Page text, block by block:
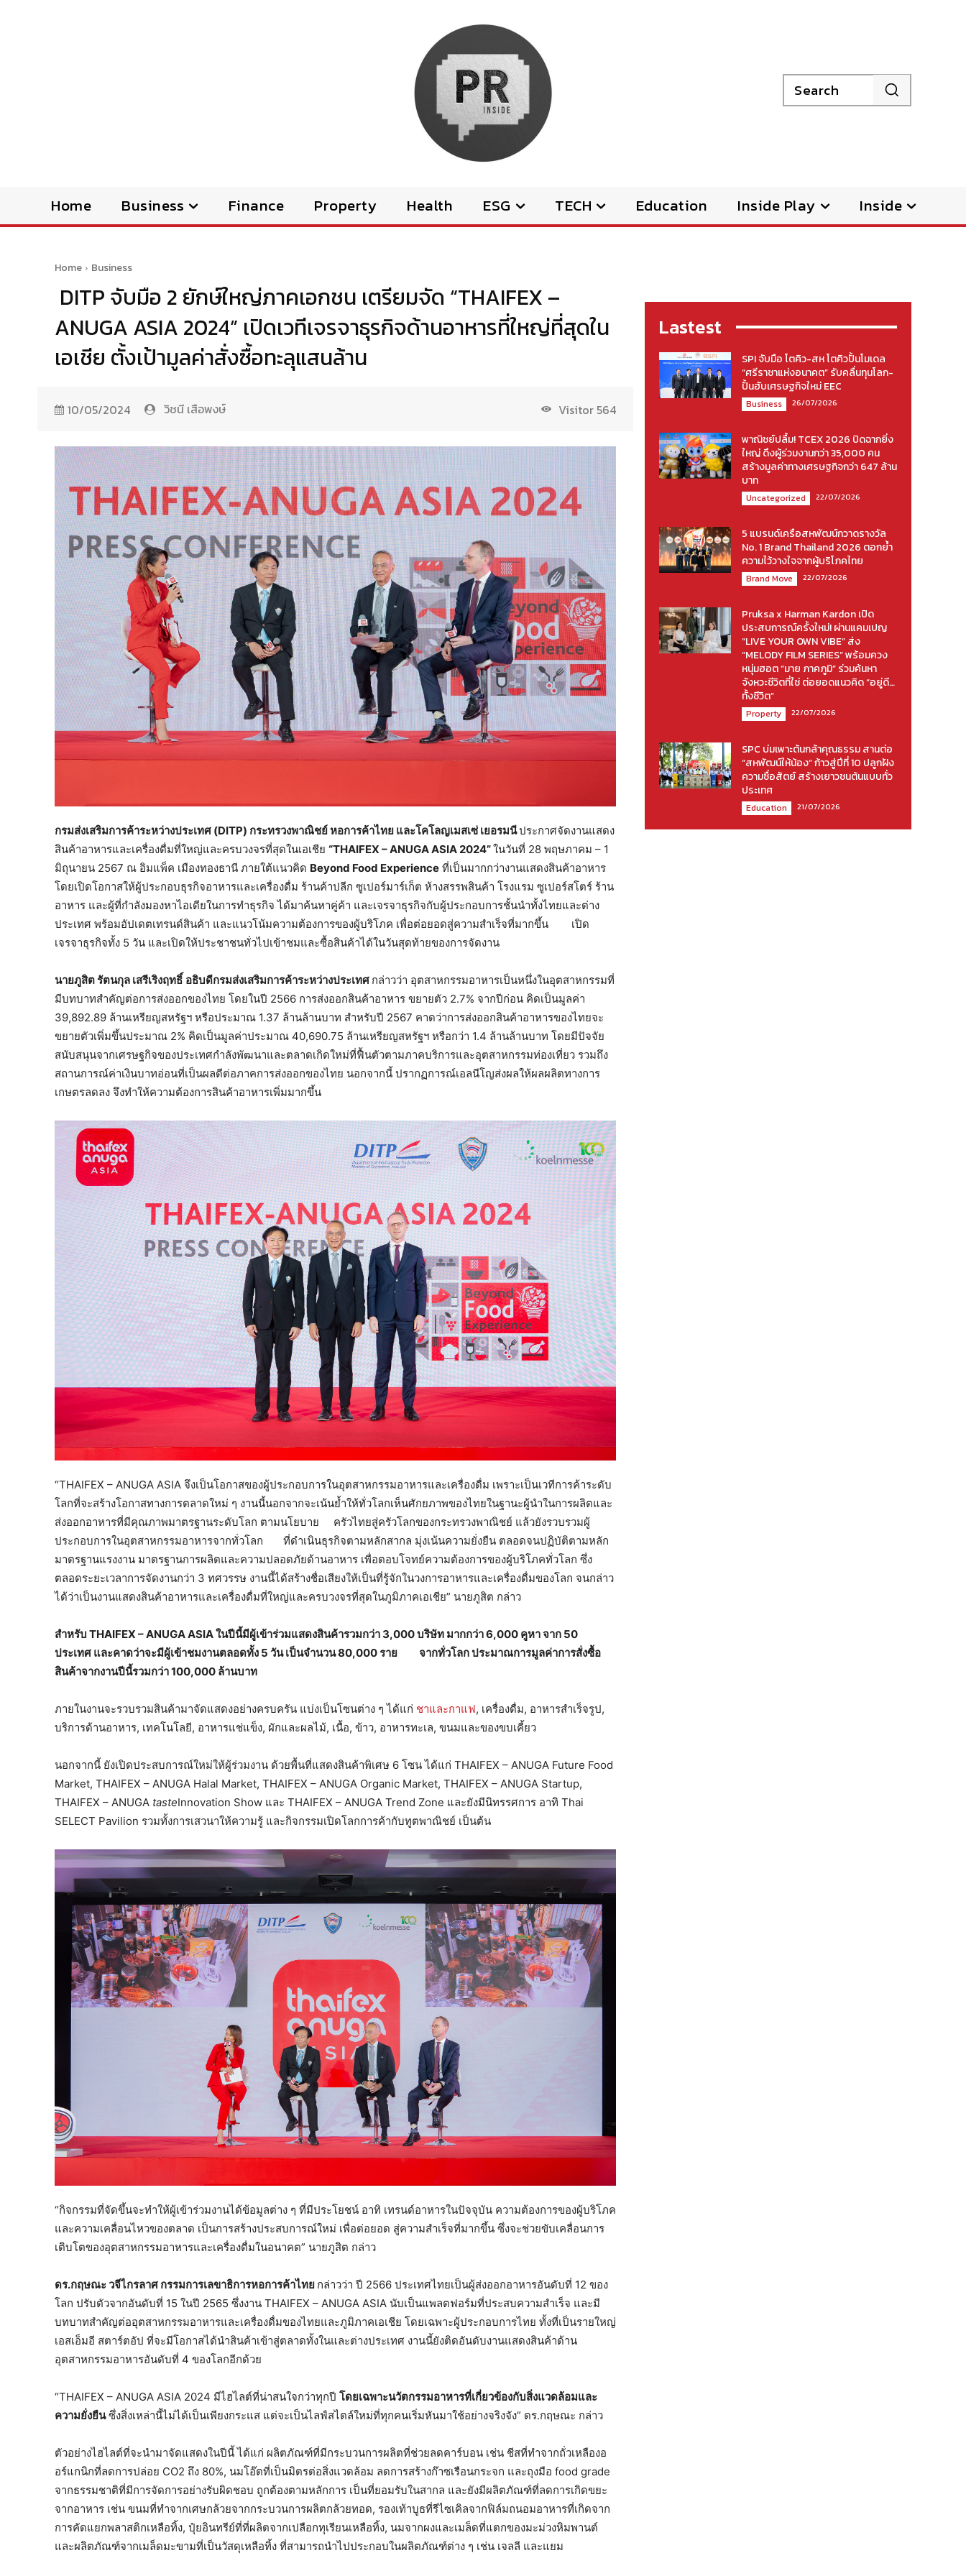
Search
Home Business Finance Property Health ESG TECH Education Inside Play Inside
Home Business
DITP จับมือ 2 ยักษ์ใหญ่ภาคเอกชน เตรียมจัด “THAIFEX –
ANUGA ASIA 2024” เปิดเวทีเจรจาธุรกิจด้านอาหารที่ใหญ่ที่สุดใน
เอเชีย ตั้งเป้ามูลค่าสั่งซื้อทะลุแสนล้าน
10/05/2024 วิชนี เสือพงษ์ Visitor 564
กรมส่งเสริมการค้าระหว่างประเทศ (DITP) กระทรวงพาณิชย์ หอการค้าไทย และโคโลญเมสเซ่ เยอรมนีประกาศจัดงานแสดง
สินค้าอาหารและเครื่องดื่มที่ใหญ่และครบวงจรที่สุดในเอเชีย “THAIFEX – ANUGA ASIA2024”ในวันที่ 28 พฤษภาคม – 1
มิถุนายน 2567 ณ อิมแพ็ค เมืองทองธานี ภายใต้แนวคิด Beyond Food Experience ที่เป็นมากกว่างานแสดงสินค้าอาหาร
โดยเปิดโอกาสให้ผู้ประกอบธุรกิจอาหารและเครื่องดื่ม ร้านค้าปลีก ซูเปอร์มาร์เก็ต ห้างสรรพสินค้า โรงแรม ซูเปอร์สโตร์ ร้าน
อาหาร และผู้ที่กำลังมองหาไอเดียในการทำธุรกิจ ได้มาค้นหาคู่ค้า และเจรจาธุรกิจกับผู้ประกอบการชั้นนำทั้งไทยและต่าง
ประเทศ พร้อมอัปเดตเทรนด์สินค้า และแนวโน้มความต้องการของผู้บริโภค เพื่อต่อยอดสู่ความสำเร็จที่มากขึ้น เปิด
เจรจาธุรกิจทั้ง 5 วัน และเปิดให้ประชาชนทั่วไปเข้าชมและซื้อสินค้าได้ในวันสุดท้ายของการจัดงาน
นายภูสิต รัตนกุล เสรีเริงฤทธิ์ อธิบดีกรมส่งเสริมการค้าระหว่างประเทศ กล่าวว่า อุตสาหกรรมอาหารเป็นหนึ่งในอุตสาหกรรมที่
มีบทบาทสำคัญต่อการส่งออกของไทย โดยในปี 2566 การส่งออกสินค้าอาหาร ขยายตัว 2.7% จากปีก่อน คิดเป็นมูลค่า
39,892.89 ล้านเหรียญสหรัฐฯ หรือประมาณ 1.37 ล้านล้านบาท สำหรับปี 2567 คาดว่าการส่งออกสินค้าอาหารของไทยจะ
ขยายตัวเพิ่มขึ้นประมาณ 2% คิดเป็นมูลค่าประมาณ 40,690.75 ล้านเหรียญสหรัฐฯ หรือกว่า 1.4 ล้านล้านบาท โดยมีปัจจัย
สนับสนุนจากเศรษฐกิจของประเทศกำลังพัฒนาและตลาดเกิดใหม่ที่ฟื้นตัวตามภาคบริการและอุตสาหกรรมท่องเที่ยว รวมถึง
สถานการณ์ค่าเงินบาทอ่อนที่เป็นผลดีต่อภาคการส่งออกของไทย นอกจากนี้ ปรากฏการณ์เอลนีโญส่งผลให้ผลผลิตทางการ
เกษตรลดลง จึงทำให้ความต้องการสินค้าอาหารเพิ่มมากขึ้น
“THAIFEX – ANUGA ASIA จึงเป็นโอกาสของผู้ประกอบการในอุตสาหกรรมอาหารและเครื่องดื่ม เพราะเป็นเวทีการค้าระดับ
โลกที่จะสร้างโอกาสทางการตลาดใหม่ ๆ งานนี้นอกจากจะเน้นย้ำให้ทั่วโลกเห็นศักยภาพของไทยในฐานะผู้นำในการผลิตและ
ส่งออกอาหารที่มีคุณภาพมาตรฐานระดับโลก ตามนโยบาย ครัวไทยสู่ครัวโลกของกระทรวงพาณิชย์ แล้วยังรวบรวมผู้
ประกอบการในอุตสาหกรรมอาหารจากทั่วโลก ที่ดำเนินธุรกิจตามหลักสากล มุ่งเน้นความยั่งยืน ตลอดจนปฏิบัติตามหลัก
มาตรฐานแรงงาน มาตรฐานการผลิตและความปลอดภัยด้านอาหาร เพื่อตอบโจทย์ความต้องการของผู้บริโภคทั่วโลก ซึ่ง
ตลอดระยะเวลาการจัดงานกว่า 3 ทศวรรษ งานนี้ได้สร้างชื่อเสียงให้เป็นที่รู้จักในวงการอาหารและเครื่องดื่มของโลก จนกล่าว
ได้ว่าเป็นงานแสดงสินค้าอาหารและเครื่องดื่มที่ใหญ่และครบวงจรที่สุดในภูมิภาคเอเชีย” นายภูสิต กล่าว
สำหรับ THAIFEX – ANUGA ASIAในปีนี้มีผู้เข้าร่วมแสดงสินค้ารวมกว่า 3,000 บริษัท มากกว่า 6,000 คูหาจาก 50
ประเทศ และคาดว่าจะมีผู้เข้าชมงานตลอดทั้ง 5 วัน เป็นจำนวน 80,000 ราย จากทั่วโลกประมาณการมูลค่าการสั่งซื้อ
สินค้าจากงานปีนี้รวมกว่า100,000 ล้านบาท
ภายในงานจะรวบรวมสินค้ามาจัดแสดงอย่างครบครัน แบ่งเป็นโซนต่าง ๆ ได้แก่ ชาและกาแฟ, เครื่องดื่ม, อาหารสำเร็จรูป,
บริการด้านอาหาร, เทคโนโลยี, อาหารแช่แข็ง, ผักและผลไม้, เนื้อ, ข้าว, อาหารทะเล, ขนมและของขบเคี้ยว
นอกจากนี้ ยังเปิดประสบการณ์ใหม่ให้ผู้ร่วมงาน ด้วยพื้นที่แสดงสินค้าพิเศษ 6 โซน ได้แก่ THAIFEX – ANUGA Future Food
Market, THAIFEX – ANUGA Halal Market, THAIFEX – ANUGA Organic Market, THAIFEX – ANUGA Startup,
THAIFEX – ANUGA tasteInnovation Show และ THAIFEX – ANUGA Trend Zone และยังมีนิทรรศการ อาทิ Thai
SELECT Pavilion รวมทั้งการเสวนาให้ความรู้ และกิจกรรมเปิดโลกการค้ากับทูตพาณิชย์ เป็นต้น
“กิจกรรมที่จัดขึ้นจะทำให้ผู้เข้าร่วมงานได้ข้อมูลต่าง ๆ ที่มีประโยชน์ อาทิ เทรนด์อาหารในปัจจุบัน ความต้องการของผู้บริโภค
และความเคลื่อนไหวของตลาด เป็นการสร้างประสบการณ์ใหม่ เพื่อต่อยอด สู่ความสำเร็จที่มากขึ้น ซึ่งจะช่วยขับเคลื่อนการ
เติบโตของอุตสาหกรรมอาหารและเครื่องดื่มในอนาคต” นายภูสิต กล่าว
ดร.กฤษณะ วจีไกรลาศ กรรมการเลขาธิการหอการค้าไทย กล่าวว่า ปี 2566 ประเทศไทยเป็นผู้ส่งออกอาหารอันดับที่ 12 ของ
โลก ปรับตัวจากอันดับที่ 15 ในปี 2565 ซึ่งงาน THAIFEX – ANUGA ASIA นับเป็นแพลตฟอร์มที่ประสบความสำเร็จ และมี
บทบาทสำคัญต่ออุตสาหกรรมอาหารและเครื่องดื่มของไทยและภูมิภาคเอเชีย โดยเฉพาะผู้ประกอบการไทย ทั้งที่เป็นรายใหญ่
เอสเอ็มอี สตาร์ตอัป ที่จะมีโอกาสได้นำสินค้าเข้าสู่ตลาดทั้งในและต่างประเทศ งานนี้ยังติดอันดับงานแสดงสินค้าด้าน
อุตสาหกรรมอาหารอันดับที่ 4 ของโลกอีกด้วย
“THAIFEX – ANUGA ASIA 2024 มีไฮไลต์ที่น่าสนใจกว่าทุกปี โดยเฉพาะนวัตกรรมอาหารที่เกี่ยวข้องกับสิ่งแวดล้อมและ
ความยั่งยืนซึ่งสิ่งเหล่านี้ไม่ได้เป็นเพียงกระแส แต่จะเป็นไลฟ์สไตล์ใหม่ที่ทุกคนเริ่มหันมาใช้อย่างจริงจัง” ดร.กฤษณะ กล่าว
ตัวอย่างไฮไลต์ที่จะนำมาจัดแสดงในปีนี้ ได้แก่ ผลิตภัณฑ์ที่มีกระบวนการผลิตที่ช่วยลดคาร์บอน เช่น ชีสที่ทำจากถั่วเหลืองอ
อร์แกนิกที่ลดการปล่อย CO2 ถึง 80%, นมโอ๊ตที่เป็นมิตรต่อสิ่งแวดล้อม ลดการสร้างก๊าซเรือนกระจก และถุงมือ food grade
จากธรรมชาติที่มีการจัดการอย่างรับผิดชอบ ถูกต้องตามหลักการ เป็นที่ยอมรับในสากล และยังมีผลิตภัณฑ์ที่ลดการเกิดขยะ
จากอาหาร เช่น ขนมที่ทำจากเศษกล้วยจากกระบวนการผลิตกล้วยทอด, รองเท้าบูธที่รีไซเคิลจากฟิล์มถนอมอาหารที่เกิดจาก
การคัดแยกพลาสติกเหลือทิ้ง, ปุ๋ยอินทรีย์ที่ที่ผลิตจากเปลือกทุเรียนเหลือทิ้ง, นมจากผงและเมล็ดที่แตกของมะม่วงหิมพานต์
และผลิตภัณฑ์จากเมล็ดมะขามที่เป็นวัสดุเหลือทิ้ง ที่สามารถนำไปประกอบในผลิตภัณฑ์ต่าง ๆ เช่น เจลลี และแยม
Lastest
SPI จับมือ โตคิว-สห โตคิวปั้นโมเดล
“ศรีราชาแห่งอนาคต” รับคลื่นทุนโลก-
ปั้นฮับเศรษฐกิจใหม่ EEC
Business 26/07/2026
พาณิชย์ปลื้ม! TCEX 2026 ปิดฉากยิ่ง
ใหญ่ ดึงผู้ร่วมงานกว่า 35,000 คน
สร้างมูลค่าทางเศรษฐกิจกว่า 647 ล้าน
บาท
Uncategorized 22/07/2026
5 แบรนด์เครือสหพัฒน์กวาดรางวัล
No. 1 Brand Thailand 2026 ตอกย้ำ
ความไว้วางใจจากผู้บริโภคไทย
Brand Move 22/07/2026
Pruksa x Harman Kardon เปิด
ประสบการณ์ครั้งใหม่! ผ่านแคมเปญ
“LIVE YOUR OWN VIBE” ส่ง
“MELODY FILM SERIES” พร้อมควง
หนุ่มฮอต “มาย ภาคภูมิ” ร่วมค้นหา
จังหวะชีวิตที่ใช่ ต่อยอดแนวคิด “อยู่ดี…
ทั้งชีวิต”
Property 22/07/2026
SPC บ่มเพาะต้นกล้าคุณธรรม สานต่อ
“สหพัฒน์ให้น้อง” ก้าวสู่ปีที่ 10 ปลูกฝัง
ความซื่อสัตย์ สร้างเยาวชนต้นแบบทั่ว
ประเทศ
Education 21/07/2026